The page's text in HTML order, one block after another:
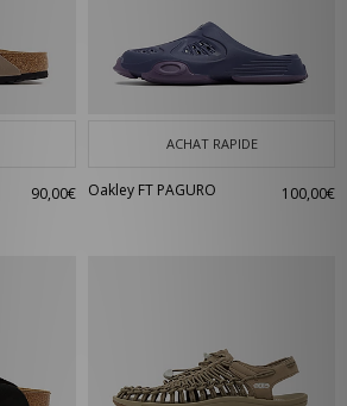
90,00€
ACHAT RAPIDE
Oakley FT PAGURO 100,00€